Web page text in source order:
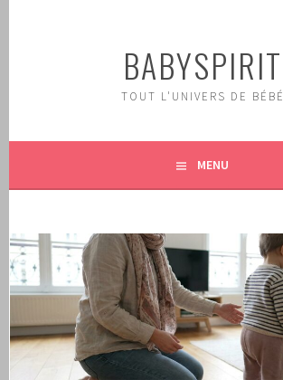
BABYSPIRIT
TOUT L'UNIVERS DE BÉBÉ
MENU